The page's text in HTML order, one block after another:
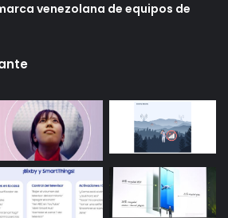
venezolana de equipos de